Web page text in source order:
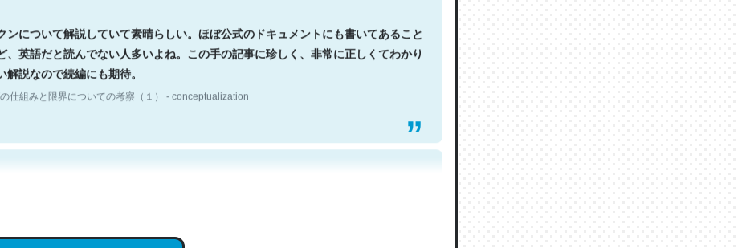
ンについて解説していて素晴らしい。ほぼ公式のドキュメントにも書いてあること
、英語だと読んでない人多いよね。この手の記事に珍しく、非常に正しくてわかり
解説なので続編にも期待。
仕組みと限界についての考察（１） - conceptualization